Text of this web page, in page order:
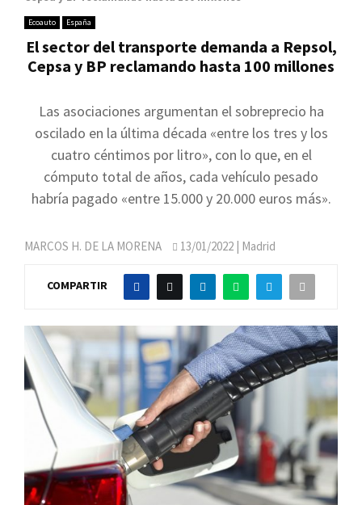
Ecoauto España
El sector del transporte demanda a Repsol,
Cepsa y BP reclamando hasta 100 millones
Las asociaciones argumentan el sobreprecio ha
oscilado en la última década «entre los tres y los
cuatro céntimos por litro», con lo que, en el
cómputo total de años, cada vehículo pesado
habría pagado «entre 15.000 y 20.000 euros más».
MARCOS H. DE LA MORENA 13/01/2022 | Madrid
COMPARTIR